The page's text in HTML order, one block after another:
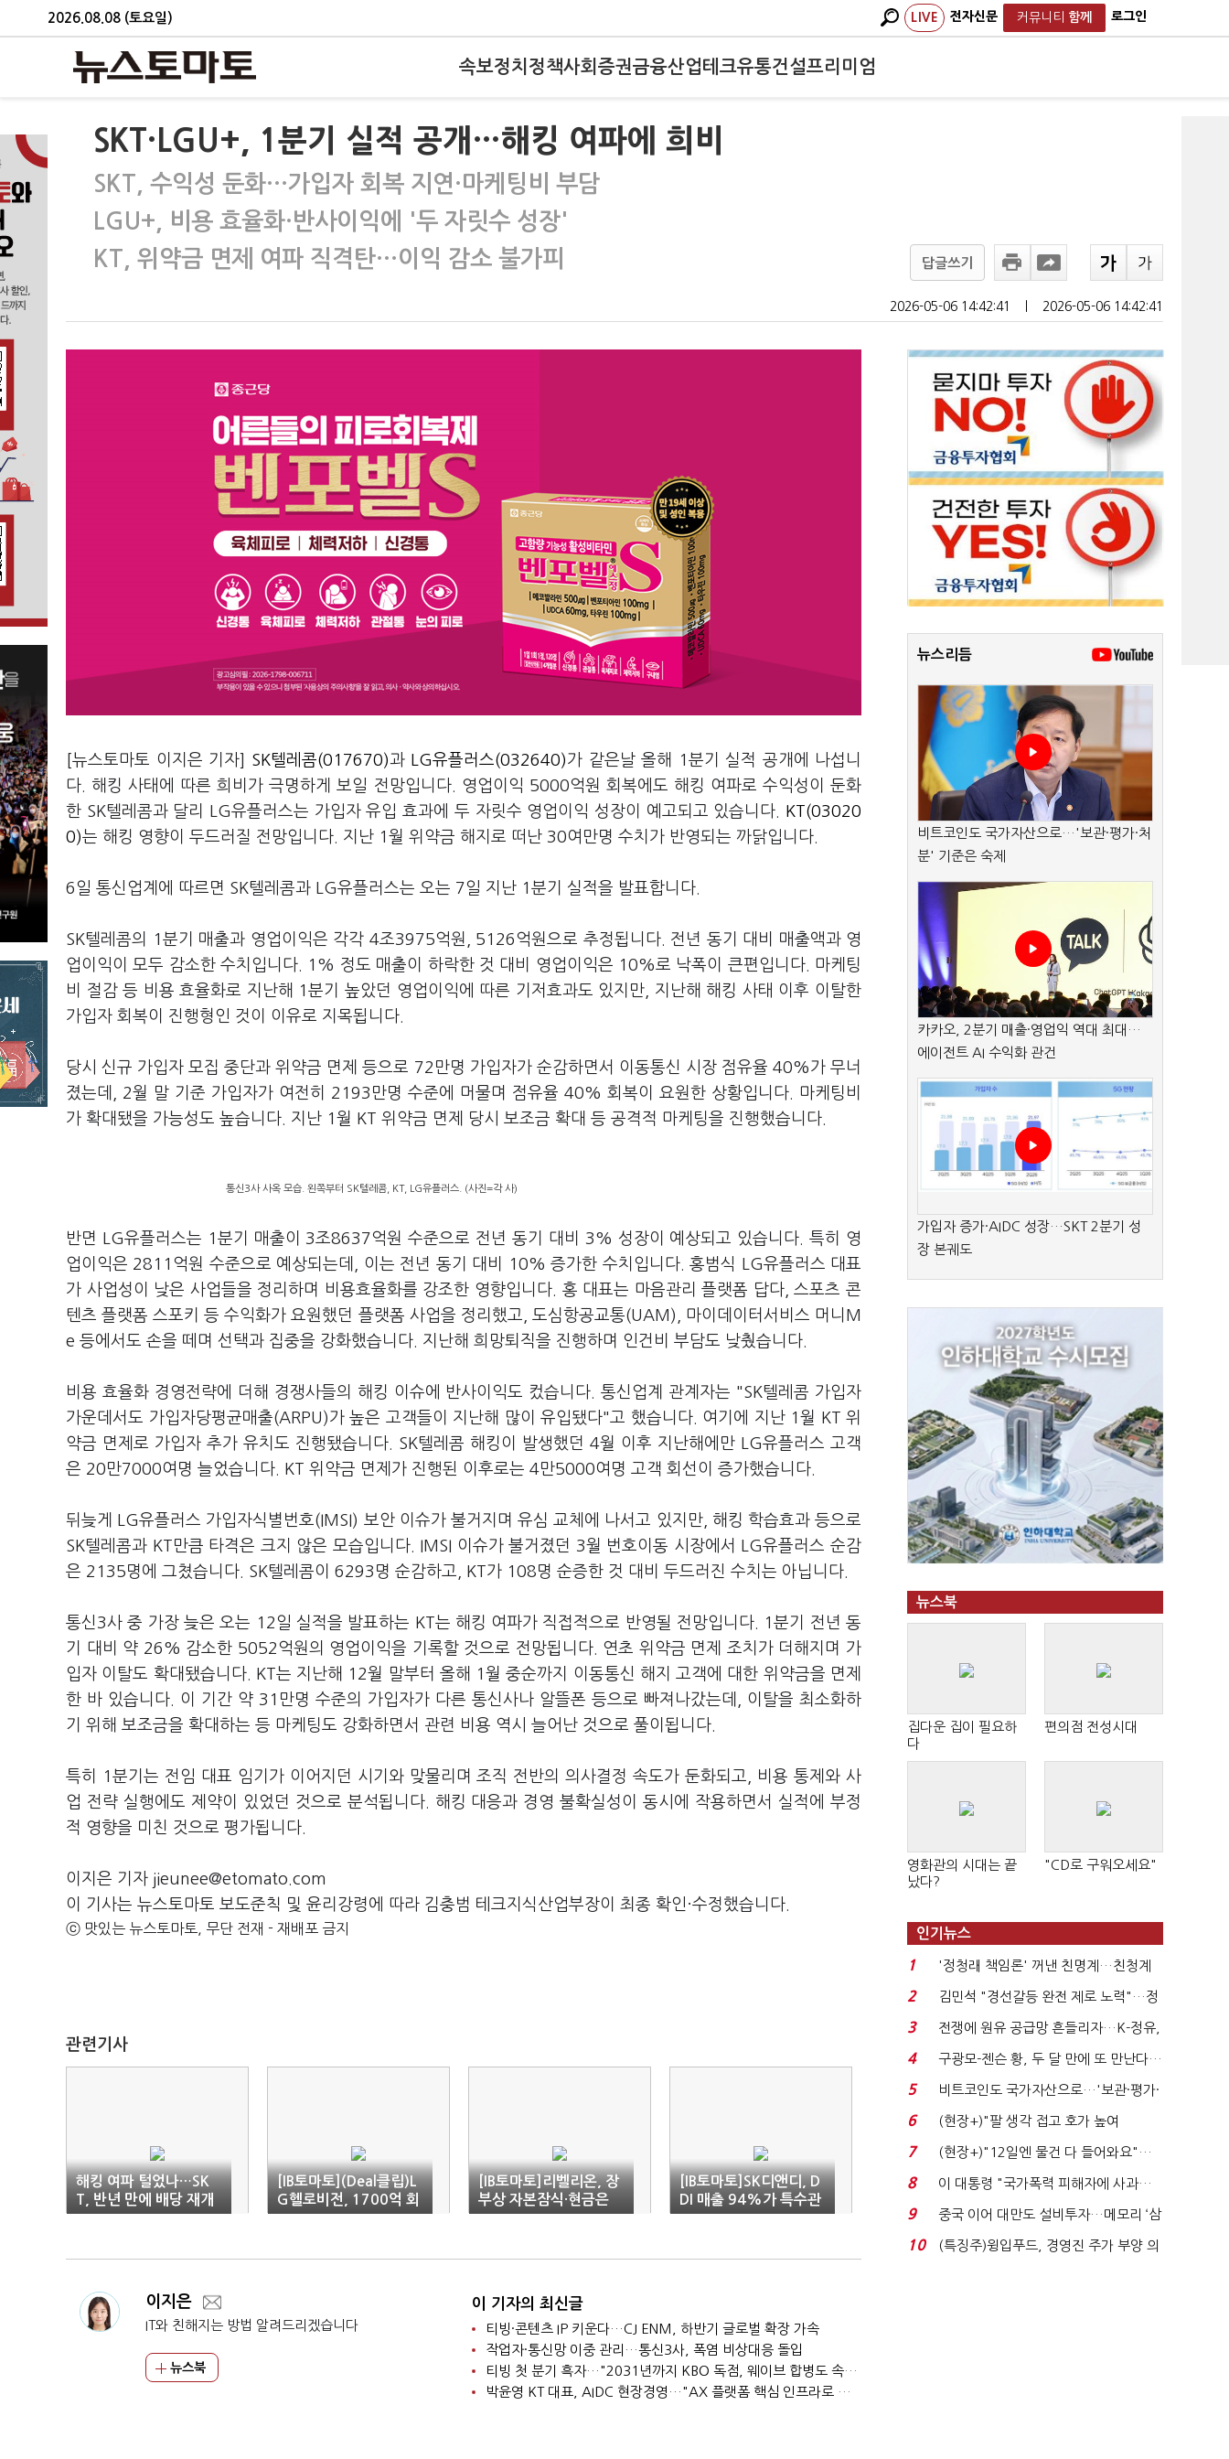
2026.08.08 (토요일) LIVE 전자신문 커뮤니티 함께 로그인
속보정치 정책사회 증권금융산업테크유통건설프리미엄
SKT·LGU+, 1분기 실적 공개…해킹 여파에 희비
SKT, 수익성 둔화…가입자 회복 지연·마케팅비 부담
LGU+, 비용 효율화·반사이익에 '두 자릿수 성장'
KT, 위약금 면제 여파 직격탄…이익 감소 불가피
답글쓰기
2026-05-06 14:42:41 2026-05-06 14:42:41
[뉴스토마토 이지은 기자] SK텔레콤(017670)과 LG유플러스(032640)가 같은날 올해 1분기 실적 공개에 나섭니
다. 해킹 사태에 따른 희비가 극명하게 보일 전망입니다. 영업이익 5000억원 회복에도 해킹 여파로 수익성이 둔화
한 SK텔레콤과 달리 LG유플러스는 가입자 유입 효과에 두 자릿수 영업이익 성장이 예고되고 있습니다.
KT(03020
0)는 해킹 영향이 두드러질 전망입니다. 지난 1월 위약금 해지로 떠난 30여만명 수치가 반영되는 까닭입니다.
6일 통신업계에 따르면 SK텔레콤과 LG유플러스는 오는 7일 지난 1분기 실적을 발표합니다.
SK텔레콤의 1분기 매출과 영업이익은 각각 4조3975억원, 5126억원으로 추정됩니다. 전년 동기 대비 매출액과 영
업이익이 모두 감소한 수치입니다. 1% 정도 매출이 하락한 것 대비 영업이익은 10%로 낙폭이 큰편입니다. 마케팅
비 절감 등 비용 효율화로 지난해 1분기 높았던 영업이익에 따른 기저효과도 있지만, 지난해 해킹 사태 이후 이탈한
가입자 회복이 진행형인 것이 이유로 지목됩니다.
당시 신규 가입자 모집 중단과 위약금 면제 등으로 72만명 가입자가 순감하면서 이동통신 시장 점유율 40%가 무너
졌는데, 2월 말 기준 가입자가 여전히 2193만명 수준에 머물며 점유율 40% 회복이 요원한 상황입니다. 마케팅비
가 확대됐을 가능성도 높습니다. 지난 1월 KT 위약금 면제 당시 보조금 확대 등 공격적 마케팅을 진행했습니다.
통신3사 사옥 모습. 왼쪽부터 SK텔레콤, KT, LG유플러스. (사진=각 사)
반면 LG유플러스는 1분기 매출이 3조8637억원 수준으로 전년 동기 대비 3% 성장이 예상되고 있습니다. 특히 영
업이익은 2811억원 수준으로 예상되는데, 이는 전년 동기 대비 10% 증가한 수치입니다. 홍범식 LG유플러스 대표
가 사업성이 낮은 사업들을 정리하며 비용효율화를 강조한 영향입니다. 홍 대표는 마음관리 플랫폼 답다, 스포츠 콘
텐츠 플랫폼 스포키 등 수익화가 요원했던 플랫폼 사업을 정리했고, 도심항공교통(UAM), 마이데이터서비스 머니M
e 등에서도 손을 떼며 선택과 집중을 강화했습니다. 지난해 희망퇴직을 진행하며 인건비 부담도 낮췄습니다.
비용 효율화 경영전략에 더해 경쟁사들의 해킹 이슈에 반사이익도 컸습니다. 통신업계 관계자는 "SK텔레콤 가입자
가운데서도 가입자당평균매출(ARPU)가 높은 고객들이 지난해 많이 유입됐다"고 했습니다. 여기에 지난 1월 KT 위
약금 면제로 가입자 추가 유치도 진행됐습니다. SK텔레콤 해킹이 발생했던 4월 이후 지난해에만 LG유플러스 고객
은 20만7000여명 늘었습니다. KT 위약금 면제가 진행된 이후로는 4만5000여명 고객 회선이 증가했습니다.
뒤늦게 LG유플러스 가입자식별번호(IMSI) 보안 이슈가 불거지며 유심 교체에 나서고 있지만, 해킹 학습효과 등으로
SK텔레콤과 KT만큼 타격은 크지 않은 모습입니다. IMSI 이슈가 불거졌던 3월 번호이동 시장에서 LG유플러스 순감
은 2135명에 그쳤습니다. SK텔레콤이 6293명 순감하고, KT가 108명 순증한 것 대비 두드러진 수치는 아닙니다.
통신3사 중 가장 늦은 오는 12일 실적을 발표하는 KT는 해킹 여파가 직접적으로 반영될 전망입니다. 1분기 전년 동
기 대비 약 26% 감소한 5052억원의 영업이익을 기록할 것으로 전망됩니다. 연초 위약금 면제 조치가 더해지며 가
입자 이탈도 확대됐습니다. KT는 지난해 12월 말부터 올해 1월 중순까지 이동통신 해지 고객에 대한 위약금을 면제
한 바 있습니다. 이 기간 약 31만명 수준의 가입자가 다른 통신사나 알뜰폰 등으로 빠져나갔는데, 이탈을 최소화하
기 위해 보조금을 확대하는 등 마케팅도 강화하면서 관련 비용 역시 늘어난 것으로 풀이됩니다.
특히 1분기는 전임 대표 임기가 이어지던 시기와 맞물리며 조직 전반의 의사결정 속도가 둔화되고, 비용 통제와 사
업 전략 실행에도 제약이 있었던 것으로 분석됩니다. 해킹 대응과 경영 불확실성이 동시에 작용하면서 실적에 부정
적 영향을 미친 것으로 평가됩니다.
이지은 기자 jieunee@etomato.com
이 기사는 뉴스토마토 보도준칙 및 윤리강령에 따라 김충범 테크지식산업부장이 최종 확인·수정했습니다.
ⓒ 맛있는 뉴스토마토, 무단 전재 - 재배포 금지
관련기사
해킹 여파 털었나…SK
T, 반년 만에 배당 재개
[IB토마토](Deal클립)L
G헬로비전, 1700억 회
사채 발행…채무상환 속
[IB토마토]리벨리온, 장
부상 자본잠식·현금은
넉넉…IPO 전 실탄 확보
[IB토마토]SK디앤디, D
DI 매출 94%가 특수관
계자…내부 운용 구조
이지은
IT와 친해지는 방법 알려드리겠습니다
뉴스북
이 기자의 최신글
티빙·콘텐츠 IP 키운다…CJ ENM, 하반기 글로벌 확장 가속
작업자·통신망 이중 관리…통신3사, 폭염 비상대응 돌입
티빙 첫 분기 흑자…"2031년까지 KBO 독점, 웨이브 합병도 속도"
박윤영 KT 대표, AIDC 현장경영…"AX 플랫폼 핵심 인프라로 키운다"
뉴스리듬
비트코인도 국가자산으로…'보관·평가·처
분' 기준은 숙제
카카오, 2분기 매출·영업익 역대 최대…
에이전트 AI 수익화 관건
가입자 증가·AIDC 성장…SKT 2분기 성
장 본궤도
뉴스북
집다운 집이 필요하
다
편의점 전성시대
영화관의 시대는 끝
났다?
"CD로 구워오세요"
인기뉴스
1
'정청래 책임론' 꺼낸 친명계…친청계
는 추가투표 때리기...
2
김민석 "경선갈등 완전 제로 노력"…정
청래 "반명 공세 사...
3
전쟁에 원유 공급망 흔들리자…K-정유,
에너지안보 핵심...
4
구광모-젠슨 황, 두 달 만에 또 만난다…
로봇·AI 등 논...
5
비트코인도 국가자산으로…'보관·평가·
처분' 기준은 ...
6
(현장+)"팔 생각 접고 호가 높여
요"…'덜 똘똘한 한 채' 20...
7
(현장+)"12일엔 물건 다 들어와요"…
빈 매대 채우며 문 연 ...
8
이 대통령 "국가폭력 피해자에 사과…
적극적 조사로 진...
9
중국 이어 대만도 설비투자…메모리 ‘삼
국전쟁’
10
(특징주)윙입푸드, 경영진 주가 부양 의